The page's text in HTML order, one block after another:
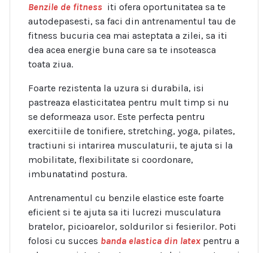
Benzile de fitness iti ofera oportunitatea sa te
autodepasesti, sa faci din antrenamentul tau de
fitness bucuria cea mai asteptata a zilei, sa iti
dea acea energie buna care sa te insoteasca
toata ziua.
Foarte rezistenta la uzura si durabila, isi
pastreaza elasticitatea pentru mult timp si nu
se deformeaza usor. Este perfecta pentru
exercitiile de tonifiere, stretching, yoga, pilates,
tractiuni si intarirea musculaturii, te ajuta si la
mobilitate, flexibilitate si coordonare,
imbunatatind postura.
Antrenamentul cu benzile elastice este foarte
eficient si te ajuta sa iti lucrezi musculatura
bratelor, picioarelor, soldurilor si fesierilor. Poti
folosi cu succes banda elastica din latexpentru a